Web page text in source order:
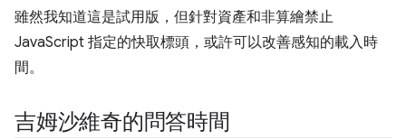
雖然我知道這是試用版，但針對資產和非算繪禁止
JavaScript 指定的快取標頭，或許可以改善感知的載入時
間。
吉姆沙維奇的問答時間